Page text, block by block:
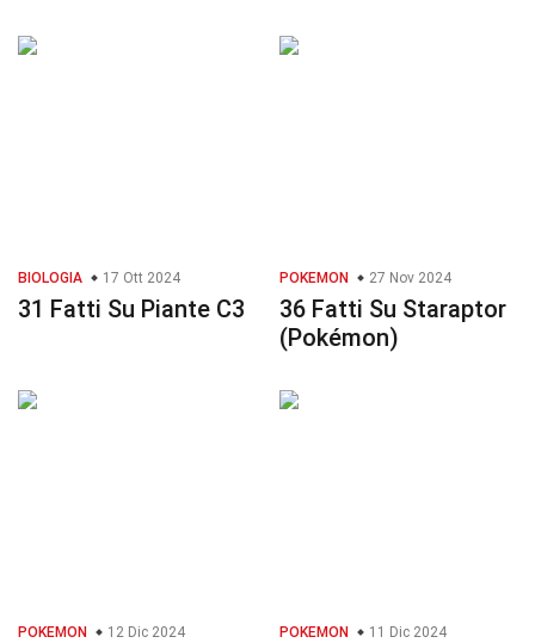
BIOLOGIA 17 Ott 2024
31 Fatti Su Piante C3
POKEMON 27 Nov 2024
36 Fatti Su Staraptor
(Pokémon)
POKEMON 12 Dic 2024 POKEMON 11 Dic 2024